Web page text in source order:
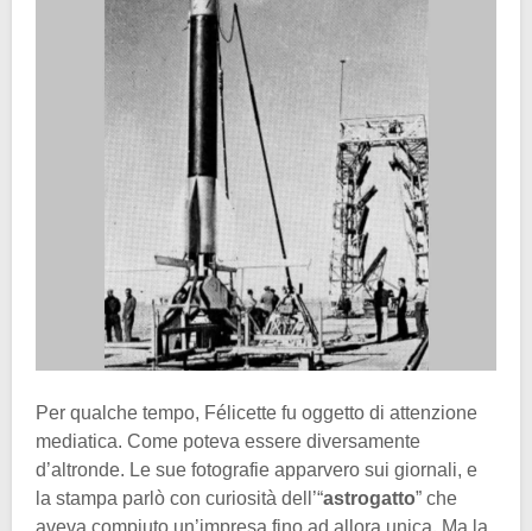
Per qualche tempo, Félicette fu oggetto di attenzione
mediatica. Come poteva essere diversamente
d’altronde. Le sue fotografie apparvero sui giornali, e
la stampa parlò con curiosità dell’“astrogatto” che
aveva compiuto un’impresa fino ad allora unica. Ma la